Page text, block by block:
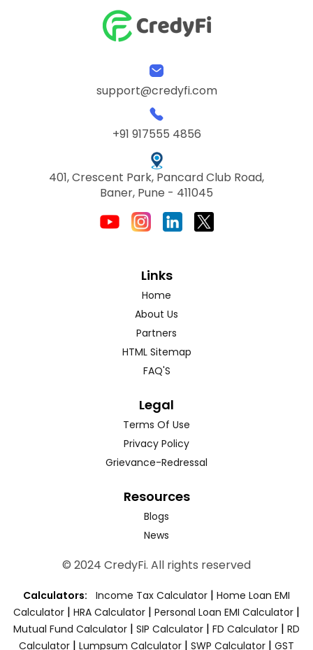
support@credyfi.com
+91 917555 4856
401, Crescent Park, Pancard Club Road,
Baner, Pune - 411045
Links
Home
About Us
Partners
HTML Sitemap
FAQ'S
Legal
Terms Of Use
Privacy Policy
Grievance-Redressal
Resources
Blogs
News
© 2024 CredyFi. All rights reserved
Calculators: Income Tax Calculator | Home Loan EMI
Calculator | HRA Calculator | Personal Loan EMI Calculator |
Mutual Fund Calculator | SIP Calculator | FD Calculator | RD
Calculator | Lumpsum Calculator | SWP Calculator | GST